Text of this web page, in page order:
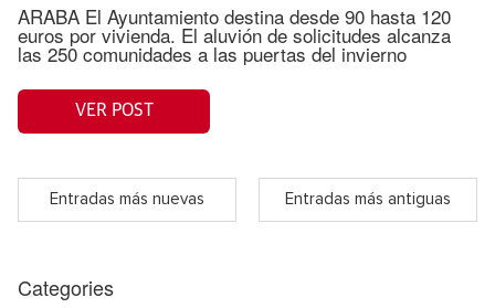
ARABA El Ayuntamiento destina desde 90 hasta 120
euros por vivienda. El aluvión de solicitudes alcanza
las 250 comunidades a las puertas del invierno
VER POST
Entradas más nuevas Entradas más antiguas
Categories